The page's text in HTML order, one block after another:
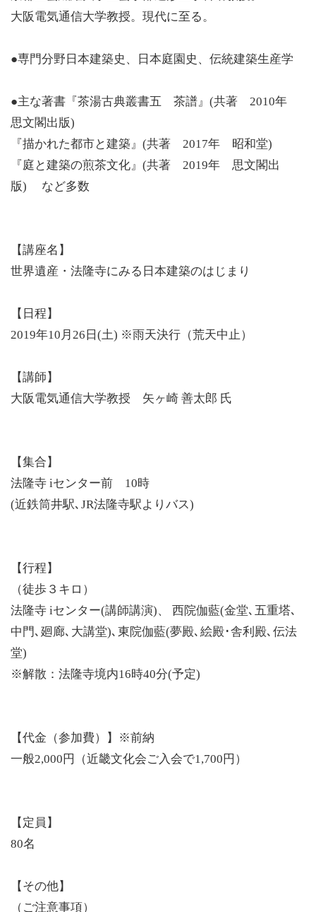
大阪電気通信大学教授。現代に至る。
●専門分野日本建築史、日本庭園史、伝統建築生産学
●主な著書『茶湯古典叢書五 茶譜』(共著 2010年
思文閣出版)
『描かれた都市と建築』(共著 2017年 昭和堂)
『庭と建築の煎茶文化』(共著 2019年 思文閣出
版) など多数
【講座名】
世界遺産・法隆寺にみる日本建築のはじまり
【日程】
2019年10月26日(土) ※雨天決行（荒天中止）
【講師】
大阪電気通信大学教授 矢ヶ崎 善太郎 氏
【集合】
法隆寺 iセンター前 10時
(近鉄筒井駅､JR法隆寺駅よりバス)
【行程】
（徒歩３キロ）
法隆寺 iセンター(講師講演)、 西院伽藍(金堂､五重塔､
中門､廻廊､大講堂)､東院伽藍(夢殿､絵殿･舎利殿､伝法
堂)
※解散：法隆寺境内16時40分(予定)
【代金（参加費）】※前納
一般2,000円（近畿文化会ご入会で1,700円）
【定員】
80名
【その他】
（ご注意事項）